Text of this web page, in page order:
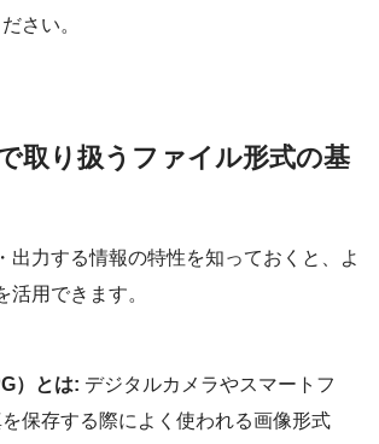
さい。
取り扱うファイル形式の基
出力する情報の特性を知っておくと、よ
活用できます。
）とは: デジタルカメラやスマートフ
保存する際によく使われる画像形式